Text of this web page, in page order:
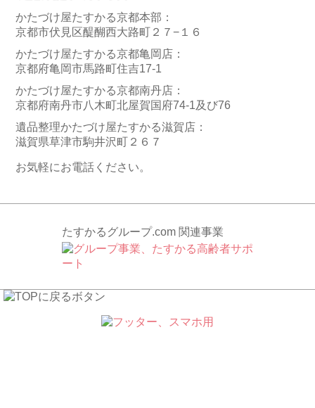
かたづけ屋たすかる京都本部：
京都市伏見区醍醐西大路町２７−１６
かたづけ屋たすかる京都亀岡店：
京都府亀岡市馬路町住吉17-1
かたづけ屋たすかる京都南丹店：
京都府南丹市八木町北屋賀国府74-1及び76
遺品整理かたづけ屋たすかる滋賀店：
滋賀県草津市駒井沢町２６７
お気軽にお電話ください。
たすかるグループ.com 関連事業